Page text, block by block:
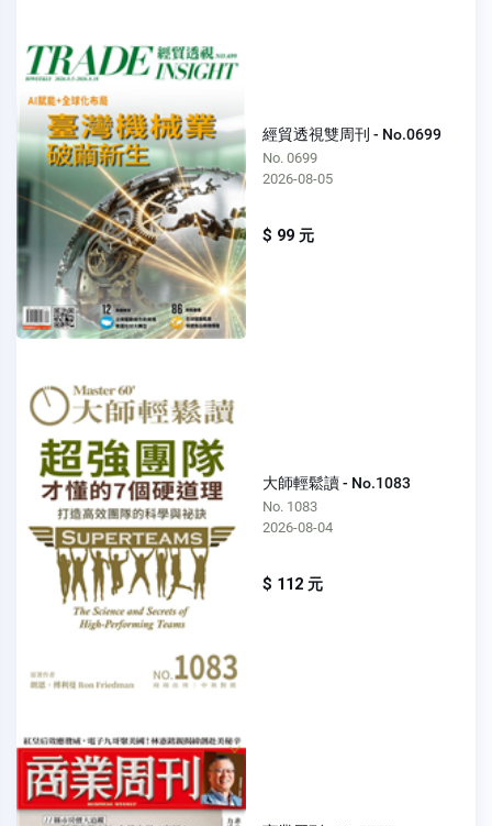
經貿透視雙周刊 - No.0699
No. 0699
2026-08-05
$ 99 元
大師輕鬆讀 - No.1083
No. 1083
2026-08-04
$ 112 元